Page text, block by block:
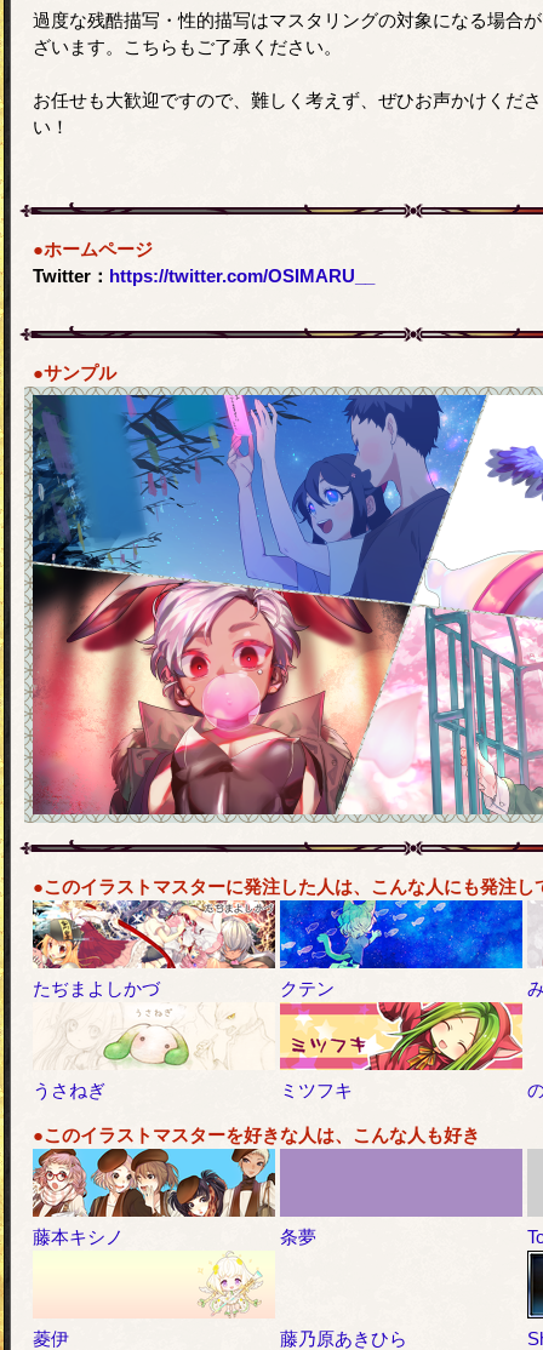
過度な残酷描写・性的描写はマスタリングの対象になる場合
ざいます。こちらもご了承ください。
お任せも大歓迎ですので、難しく考えず、ぜひお声かけくださ
い！
●ホームページ
Twitter： https://twitter.com/OSIMARU__
●サンプル
●このイラストマスターに発注した人は、こんな人にも発注し
たぢまよしかづ クテン
うさねぎ ミツフキ
●このイラストマスターを好きな人は、こんな人も好き
藤本キシノ 条夢
菱伊 藤乃原あきひら